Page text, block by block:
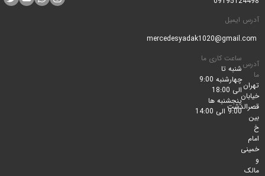
ساعت کاری ما
شنبه تا
چهارشنبه 9:00
الی 18:00
پنجشنبه ها
9:00 الی 14:00